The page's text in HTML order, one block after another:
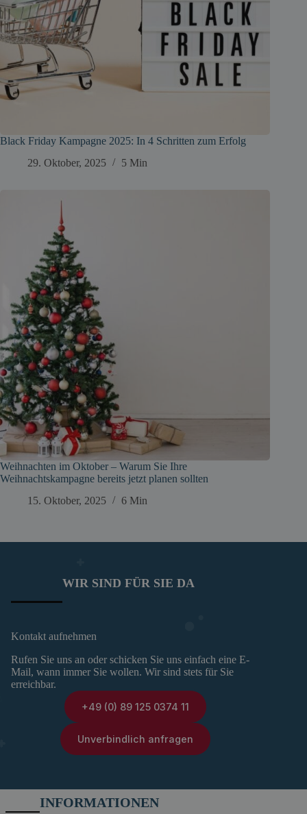
Black Friday Kampagne 2025: In 4 Schritten zum Erfolg
29. Oktober, 2025
5 Min
Weihnachten im Oktober – Warum Sie Ihre
Weihnachtskampagne bereits jetzt planen sollten
15. Oktober, 2025
6 Min
WIR SIND FÜR SIE DA
Kontakt aufnehmen
Rufen Sie uns an oder schicken Sie uns einfach eine E-
Mail, wann immer Sie wollen. Wir sind stets für Sie
erreichbar.
+49 (0) 89 125 0374 11
Unverbindlich anfragen
INFORMATIONEN